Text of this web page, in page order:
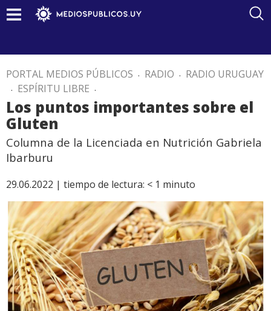
PORTAL MEDIOS PÚBLICOS . RADIO . RADIO URUGUAY
. ESPÍRITU LIBRE .
Los puntos importantes sobre el
Gluten
Columna de la Licenciada en Nutrición Gabriela
Ibarburu
29.06.2022 | tiempo de lectura: < 1 minuto